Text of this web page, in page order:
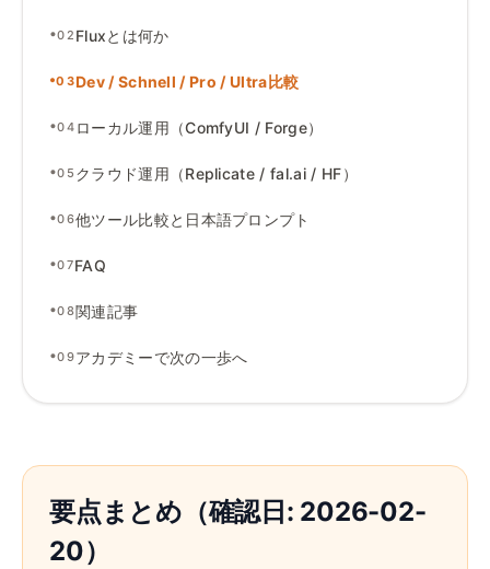
•02 Fluxとは何か
•03Dev /Schnell /Pro /Ultra比較
•04 ローカル運用（ComfyUI / Forge）
•05 クラウド運用（Replicate / fal.ai / HF）
•06他ツール比較と日本語プロンプト
•07FAQ
•08関連記事
•09アカデミーで次の一歩へ
要点まとめ（確認日: 2026-02-
20）